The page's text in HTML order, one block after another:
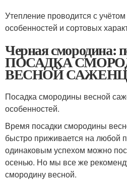
Утепление проводится с
особенностей и сортовых
Черная смородина:
ПОСАДКА
ВЕСНОЙ
Посадка смородины весной
особенностей.
Время посадки смородины
быстро приживается на любой
одинаковым успехом можно
осенью. Но мы все же
смородину весной.